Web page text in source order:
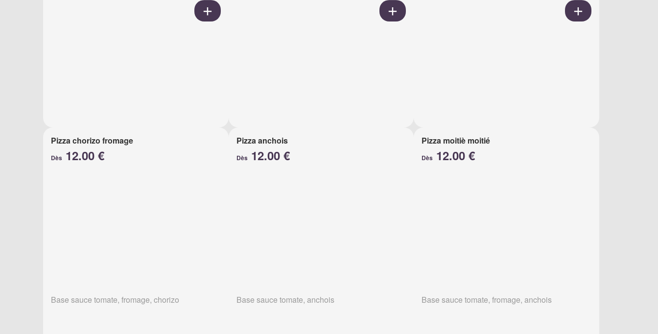
Pizza chorizo fromage
Dès 12.00 €
Base sauce tomate, fromage, chorizo
Pizza anchois
Dès12.00 €
Base sauce tomate, anchois
Pizza moitiè moitié
Dès 12.00 €
Base sauce tomate, fromage, anchois